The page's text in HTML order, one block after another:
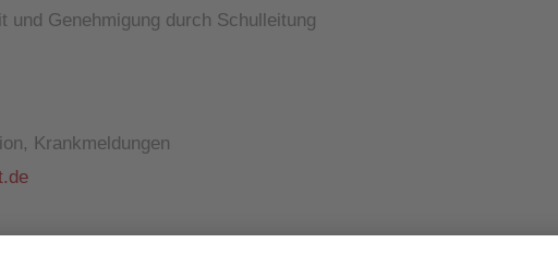
und Genehmigung durch Schulleitung
Krankmeldungen